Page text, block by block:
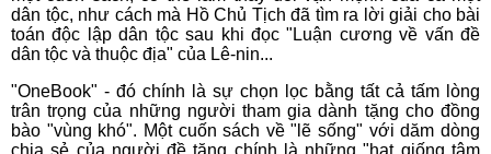
dân tộc, như cách mà Hồ Chủ Tịch đã tìm ra lời giải cho bài
toán độc lập dân tộc sau khi đọc "Luận cương về vấn đề
dân tộc và thuộc địa" của Lê-nin...
"OneBook" - đó chính là sự chọn lọc bằng tất cả tấm lòng
trân trọng của những người tham gia dành tặng cho đồng
bào "vùng khó". Một cuốn sách về "lẽ sống" với dăm dòng
chia sẻ của người đề tặng chính là những "hạt giống tâm